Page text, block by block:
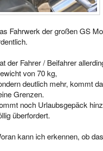
Fahrwerk der großen GS
der Fahrer / Beifahrer
von 70 kg,
deutlich mehr, kommt
Grenzen.
noch Urlaubsgepäck
überfordert.
kann ich erkennen, ob